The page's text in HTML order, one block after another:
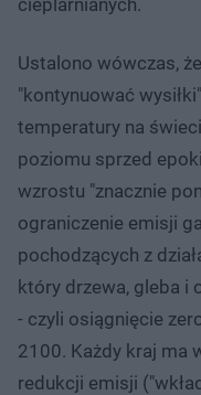
Ustalono wówczas,
"kontynuować
temperatury na
poziomu sprzed
wzrostu "znacznie
ograniczenie emisji
pochodzących z
który drzewa, gleba i
- czyli osiągnięcie
2100. Każdy kraj ma
redukcji emisji